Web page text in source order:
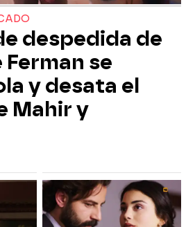
despedida de
se
y desata el
Mahir y